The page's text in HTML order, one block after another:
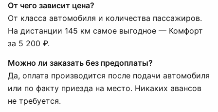
От чего зависит цена?
От класса автомобиля и количества пассажиров.
На дистанции 145 км самое выгодное — Комфорт
за 5 200 ₽.
Можно ли заказать без предоплаты?
Да, оплата производится после подачи автомобиля
или по факту приезда на место. Никаких авансов
не требуется.